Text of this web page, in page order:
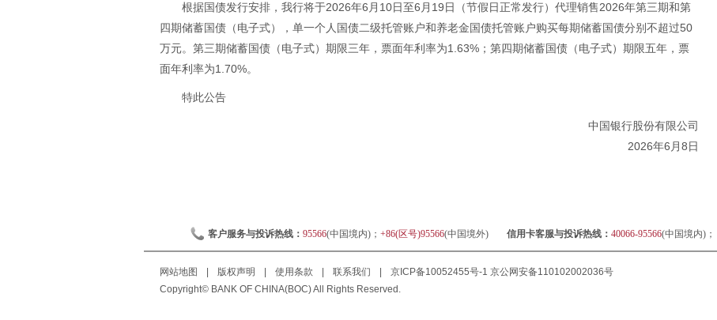
根据国债发行安排，我行将于2026年6月10日至6月19日（节假日正常发行）代理销售2026年第三期和第
四期储蓄国债（电子式），单一个人国债二级托管账户和养老金国债托管账户购买每期储蓄国债分别不超过50
万元。第三期储蓄国债（电子式）期限三年，票面年利率为1.63%；第四期储蓄国债（电子式）期限五年，票
面年利率为1.70%。
特此公告
中国银行股份有限公司
2026年6月8日
客户服务与投诉热线： 95566(中国境内)； +86(区号)95566(中国境外) 信用卡客服与投诉热线： 40066-95566(中国境内)；
网站地图 版权声明 使用条款 联系我们 京ICP备10052455号-1 京公网安备110102002036号
Copyright© BANK OF CHINA(BOC) All Rights Reserved.